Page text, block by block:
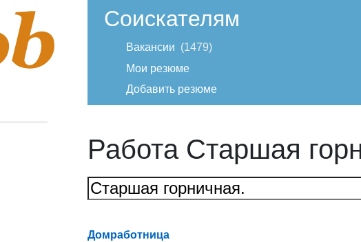
Соискателям
Вакансии
1479
Мои резюме
Добавить резюме
Работа Старшая
Домработница